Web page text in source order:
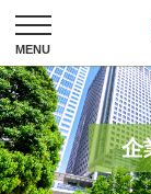
企